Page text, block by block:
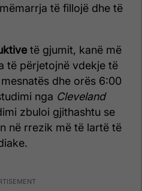
të fillojë dhe të
të gjumit, kanë më
të përjetojnë vdekje të
dhe orës 6:00
nga Cleveland
zbuloi gjithashtu se
në rrezik më të lartë të